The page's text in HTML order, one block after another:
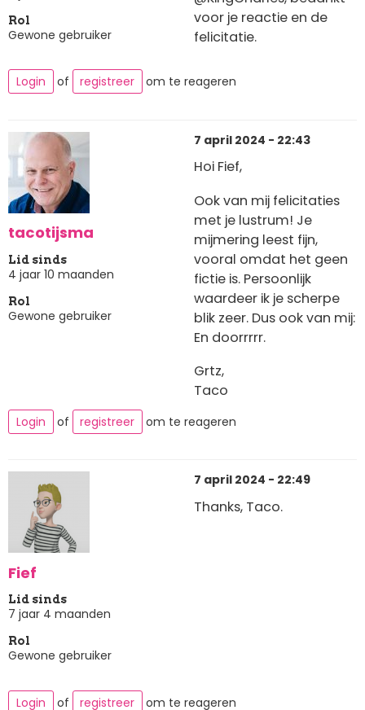
Rol
Gewone gebruiker
voor je reactie en de
felicitatie.
Login of registreer om te reageren
tacotijsma
Lid sinds
4 jaar 10 maanden
Rol
Gewone gebruiker
7 april 2024 - 22:43
Hoi Fief,
Ook van mij felicitaties
met je lustrum! Je
mijmering leest fijn,
vooral omdat het geen
fictie is. Persoonlijk
waardeer ik je scherpe
blik zeer. Dus ook van mij:
En doorrrrr.
Grtz,
Taco
Login of registreer om te reageren
Fief
Lid sinds
7 jaar 4 maanden
Rol
Gewone gebruiker
7 april 2024 - 22:49
Thanks, Taco.
Login of registreer om te reageren